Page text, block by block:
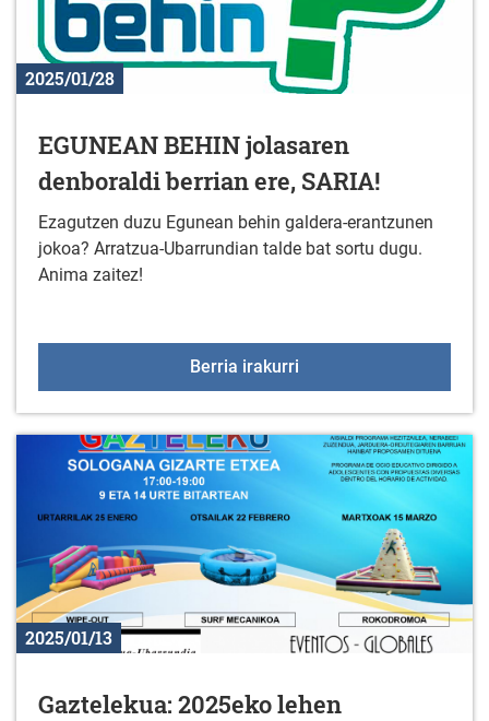
2025/01/28
EGUNEAN BEHIN jolasaren
denboraldi berrian ere, SARIA!
Ezagutzen duzu Egunean behin galdera-erantzunen
jokoa? Arratzua-Ubarrundian talde bat sortu dugu.
Anima zaitez!
Berria irakurri
2025/01/13
Gaztelekua: 2025eko lehen